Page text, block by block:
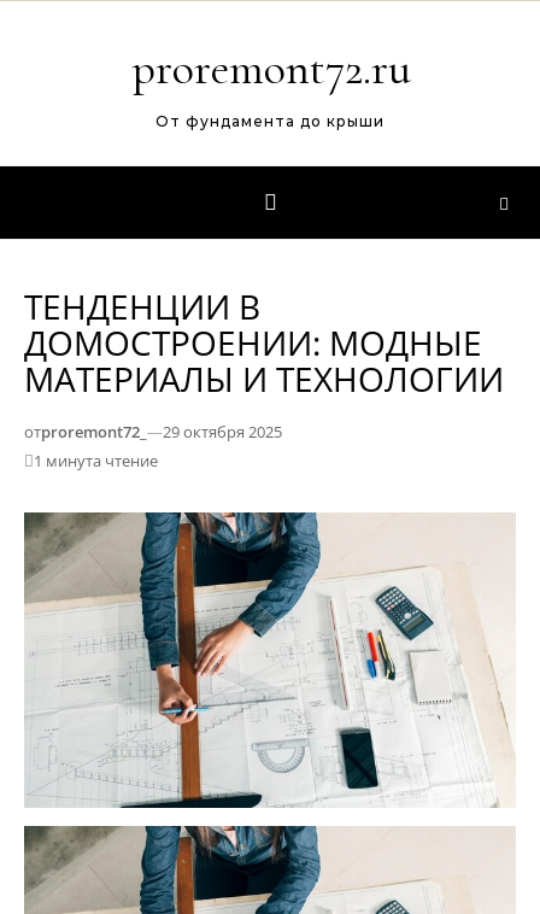
proremont72.ru
От фундамента до крыши
ТЕНДЕНЦИИ В
ДОМОСТРОЕНИИ: МОДНЫЕ
МАТЕРИАЛЫ И ТЕХНОЛОГИИ
отproremont72_ —29 октября 2025
1 минута чтение